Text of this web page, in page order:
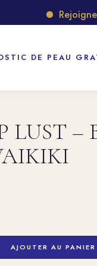
Rejoignez
DE PEAU
LUST –
AJOUTER AU PANIER